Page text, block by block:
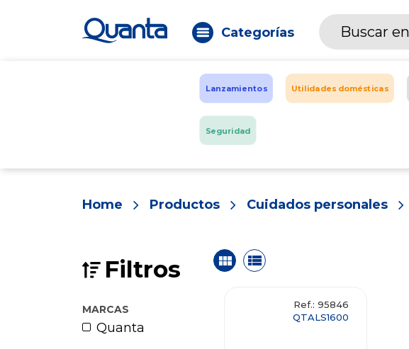
Categorías
Lanzamientos Utilidades domésticas
Seguridad
Home Productos Cuidados personales
Filtros
MARCAS
Quanta
Ref.: 95846
QTALS1600